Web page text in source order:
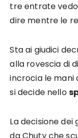
tre entrate
dire mentre le
Sta ai giudici
alla rovescia di
incrocia le mani
si decide nello
La decisione dei